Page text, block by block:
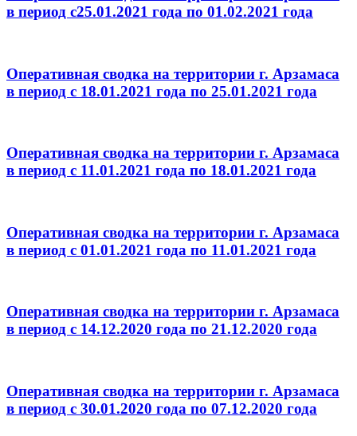
в период с25.01.2021 года по 01.02.2021 года
Оперативная сводка на территории г. Арзамаса
в период с 18.01.2021 года по 25.01.2021 года
Оперативная сводка на территории г. Арзамаса
в период с 11.01.2021 года по 18.01.2021 года
Оперативная сводка на территории г. Арзамаса
в период с 01.01.2021 года по 11.01.2021 года
Оперативная сводка на территории г. Арзамаса
в период с 14.12.2020 года по 21.12.2020 года
Оперативная сводка на территории г. Арзамаса
в период с 30.01.2020 года по 07.12.2020 года